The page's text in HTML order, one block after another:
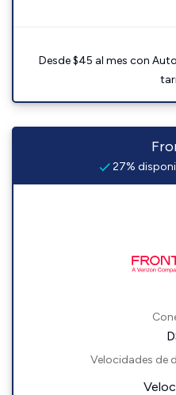
Desde $45 al mes con
27%
Velocidades de